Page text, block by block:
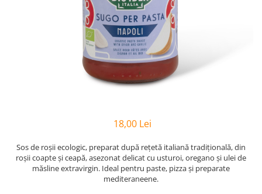
CIOCOLATĂ ȘI CACAO
PRODUSE ECO / ORGANICE
REMEDII NATURISTE
TOATE PRODUSELE
18,00 Lei
Sos de roșii ecologic, preparat după rețetă italiană tradițională, din
roșii coapte și ceapă, asezonat delicat cu usturoi, oregano și ulei de
măsline extravirgin. Ideal pentru paste, pizza și preparate
mediteraneene.